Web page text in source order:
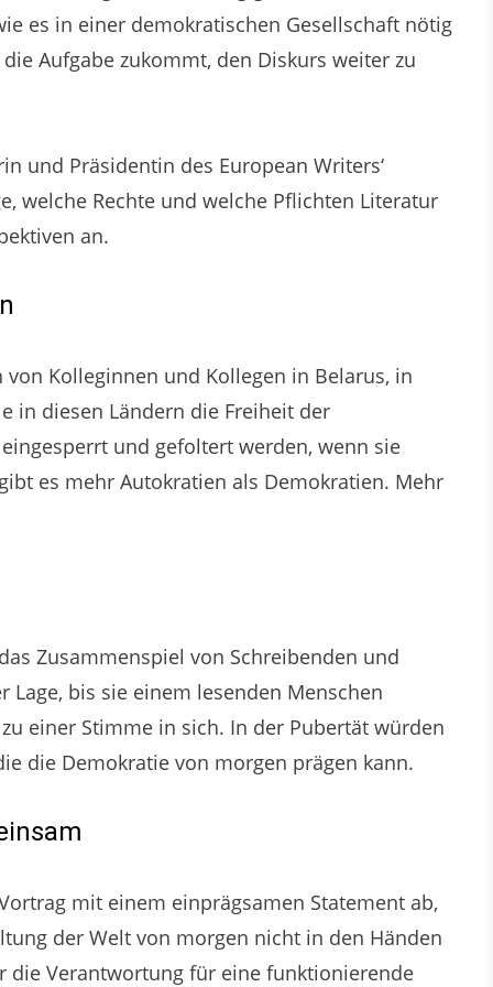
es in einer demokratischen Gesellschaft nötig
Aufgabe zukommt, den Diskurs weiter zu
und Präsidentin des European Writers‘
welche Rechte und welche Pflichten Literatur
an.
Kolleginnen und Kollegen in Belarus, in
in diesen Ländern die Freiheit der
und gefoltert werden, wenn sie
es mehr Autokratien als Demokratien. Mehr
Zusammenspiel von Schreibenden und
bis sie einem lesenden Menschen
einer Stimme in sich. In der Pubertät würden
die Demokratie von morgen prägen kann.
mit einem einprägsamen Statement ab,
der Welt von morgen nicht in den Händen
die Verantwortung für eine funktionierende